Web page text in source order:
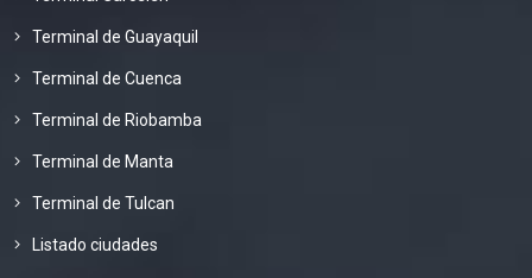
Terminal de Guayaquil
Terminal de Cuenca
Terminal de Riobamba
Terminal de Manta
Terminal de Tulcan
Listado ciudades